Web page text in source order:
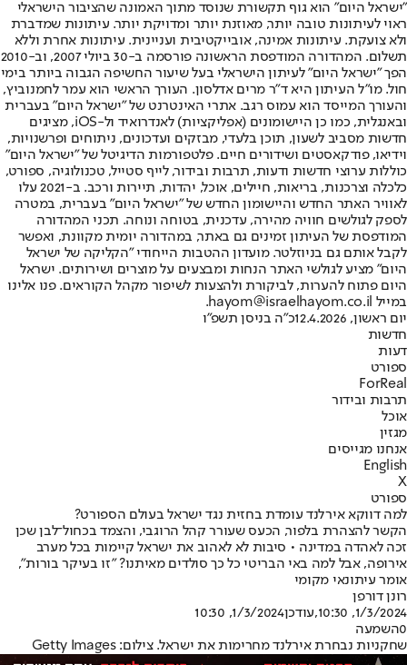
"ישראל היום" הוא גוף תקשורת שנוסד מתוך האמונה שהציבור הישראלי
ראוי לעיתונות טובה יותר, מאוזנת יותר ומדויקת יותר. עיתונות שמדברת
ולא צועקת. עיתונות אמינה, אובייקטיבית ועניינית. עיתונות אחרת וללא
תשלום. המהדורה המודפסת הראשונה פורסמה ב-30 ביולי 2007, וב-2010
הפך "ישראל היום" לעיתון הישראלי בעל שיעור החשיפה הגבוה ביותר בימי
חול. מו"ל העיתון היא ד"ר מרים אדלסון. העורך הראשי הוא עמר לחמנוביץ,
והעורך המייסד הוא עמוס רגב. אתרי האינטרנט של "ישראל היום" בעברית
ובאנגלית, כמו כן היישומונים (אפליקציות) לאנדרואיד ול-iOS, מציגים
חדשות מסביב לשעון, תוכן בלעדי, מבזקים ועדכונים, ניתוחים ופרשנויות,
וידיאו, פודקאסטים ושידורים חיים. פלטפורמות הדיגיטל של "ישראל היום"
כוללות ערוצי חדשות ודעות, תרבות ובידור, לייף סטייל, טכנולוגיה, ספורט,
כלכלה וצרכנות, בריאות, חיילים, אוכל, יהדות, תיירות ורכב. ב-2021 עלו
לאוויר האתר החדש והיישומון החדש של "ישראל היום" בעברית, במטרה
לספק לגולשים חוויה מהירה, עדכנית, בטוחה ונוחה. תכני המהדורה
המודפסת של העיתון זמינים גם באתר, במהדורה יומית מקוונת, ואפשר
לקבל אותם גם בניוזלטר. מועדון ההטבות הייחודי "הקליקה של ישראל
היום" מציע לגולשי האתר הנחות ומבצעים על מוצרים ושירותים. ישראל
היום פתוח להערות, לביקורת ולהצעות לשיפור מקהל הקוראים. פנו אלינו
במייל hayom@israelhayom.co.il.
יום ראשון, 12.4.2026
כ"ה בניסן תשפ"ו
חדשות
דעות
ספורט
ForReal
תרבות ובידור
אוכל
מגזין
אנחנו מגייסים
English
X
ספורט
למה דווקא אירלנד עומדת בחזית נגד ישראל בעולם הספורט?
הקשר להצהרת בלפור, הכעס שעורר קהל הרוגבי, והצמד בכחול־לבן שכן
זכה לאהדה במדינה • סיבות לא לאהוב את ישראל קיימות בכל מערב
אירופה, אבל למה באי הבריטי כל כך סולדים מאיתנו? "זו בעיקר בורות",
אומר עיתונאי מקומי
רונן דורפן
1/3/2024, 10:30
,עודכן1/3/2024, 10:30
0השמעה
שחקניות נבחרת אירלנד מחרימות את ישראל. צילום: Getty Images